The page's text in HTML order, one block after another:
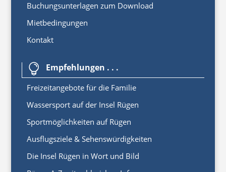
Buchungsunterlagen zum Download
Mietbedingungen
Kontakt
 Empfehlungen . . .
Freizeitangebote für die Familie
Wassersport auf der Insel Rügen
Sportmöglichkeiten auf Rügen
Ausflugsziele & Sehenswürdigkeiten
Die Insel Rügen in Wort und Bild